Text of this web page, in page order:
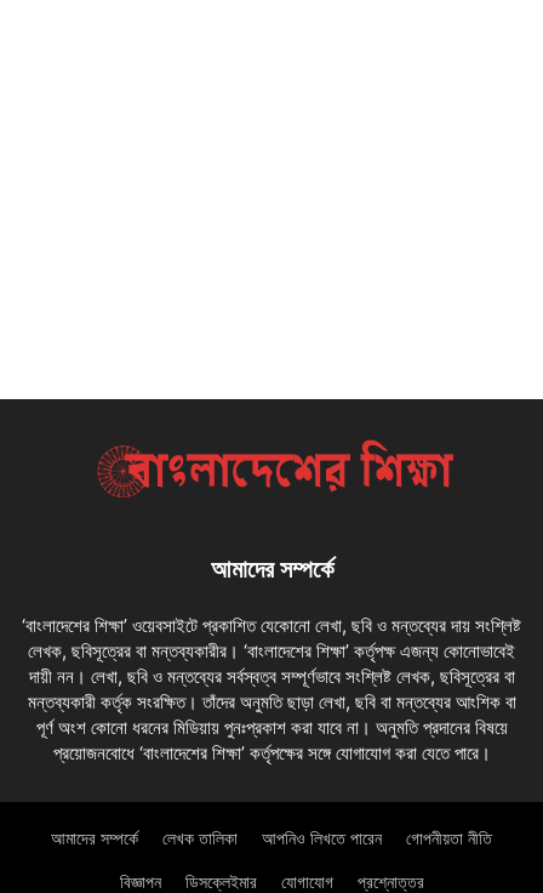
আমাদের সম্পর্কে
‘বাংলাদেশের শিক্ষা’ ওয়েবসাইটে প্রকাশিত যেকোনো লেখা, ছবি ও মন্তব্যের দায় সংশ্লিষ্ট
লেখক, ছবিসূত্রের বা মন্তব্যকারীর। ‘বাংলাদেশের শিক্ষা’ কর্তৃপক্ষ এজন্য কোনোভাবেই
দায়ী নন। লেখা, ছবি ও মন্তব্যের সর্বস্বত্ব সম্পূর্ণভাবে সংশ্লিষ্ট লেখক, ছবিসূত্রের বা
মন্তব্যকারী কর্তৃক সংরক্ষিত। তাঁদের অনুমতি ছাড়া লেখা, ছবি বা মন্তব্যের আংশিক বা
পূর্ণ অংশ কোনো ধরনের মিডিয়ায় পুনঃপ্রকাশ করা যাবে না। অনুমতি প্রদানের বিষয়ে
প্রয়োজনবোধে ‘বাংলাদেশের শিক্ষা’ কর্তৃপক্ষের সঙ্গে যোগাযোগ করা যেতে পারে।
আমাদের সম্পর্কে লেখক তালিকা আপনিও লিখতে পারেন গোপনীয়তা নীতি
বিজ্ঞাপন ডিসক্লেইমার যোগাযোগ প্রশ্নোত্তর